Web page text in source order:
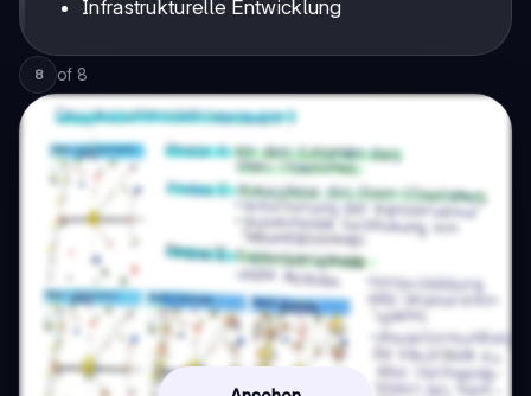
Infrastrukturelle Entwicklung
8 of 8